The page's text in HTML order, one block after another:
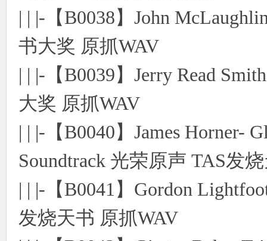
| | |-【B0038】John
书大奖 原抓WAV
| | |-【B0039】Jerry Read
大奖 原抓WAV
| | |-【B0040】James Horner-
Soundtrack 光荣原声 TAS发
| | |-【B0041】Gordon
发烧天书 原抓WAV